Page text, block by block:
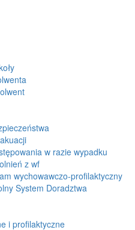
w razie wypadku
z wf
wychowawczo-profilaktyczny
System Doradztwa
i profilaktyczne